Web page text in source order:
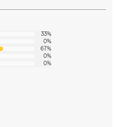
33%
0%
67%
0%
0%